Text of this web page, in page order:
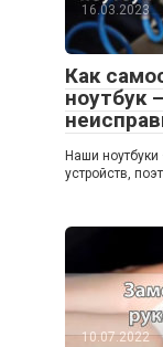
16.03.2023
Как
ноутбук
Наши
устройств,
10.07.2022